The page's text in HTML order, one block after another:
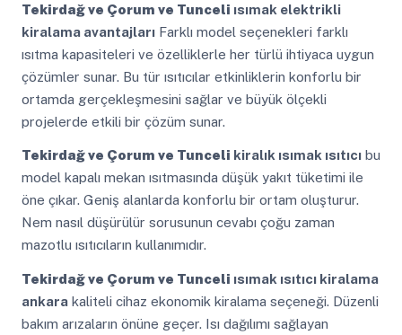
Tekirdağ ve Çorum ve Tunceli ısımak elektrikli
kiralama avantajlarıFarklı model seçenekleri farklı
ısıtma kapasiteleri ve özelliklerle her türlü ihtiyaca uygun
çözümler sunar. Bu tür ısıtıcılar etkinliklerin konforlu bir
ortamda gerçekleşmesini sağlar ve büyük ölçekli
projelerde etkili bir çözüm sunar.
Tekirdağ ve Çorum ve Tunceli kiralık ısımak ısıtıcıbu
model kapalı mekan ısıtmasında düşük yakıt tüketimi ile
öne çıkar. Geniş alanlarda konforlu bir ortam oluşturur.
Nem nasıl düşürülür sorusunun cevabı çoğu zaman
mazotlu ısıtıcıların kullanımıdır.
Tekirdağ ve Çorum ve Tunceli ısımak ısıtıcı kiralama
ankarakaliteli cihaz ekonomik kiralama seçeneği. Düzenli
bakım arızaların önüne geçer. Isı dağılımı sağlayan